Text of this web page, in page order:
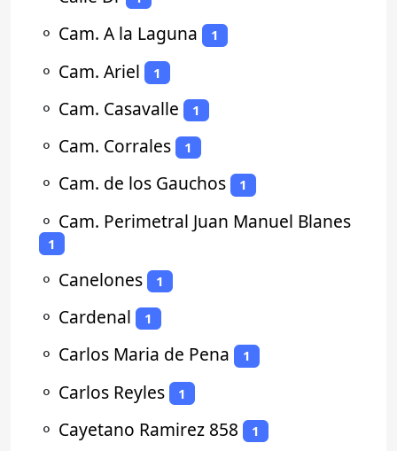
⚬ Cam. A la Laguna 1
⚬ Cam. Ariel 1
⚬ Cam. Casavalle 1
⚬ Cam. Corrales 1
⚬ Cam. de los Gauchos 1
⚬ Cam. Perimetral Juan Manuel Blanes
1
⚬ Canelones 1
⚬ Cardenal 1
⚬ Carlos Maria de Pena 1
⚬ Carlos Reyles 1
⚬ Cayetano Ramirez 858 1